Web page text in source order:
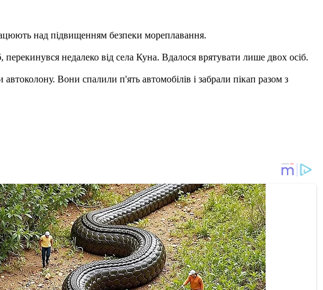
над підвищенням безпеки мореплавання.
перекинувся недалеко від села Куна. Вдалося врятувати лише двох осіб.
Вони спалили п'ять автомобілів і забрали пікап разом з